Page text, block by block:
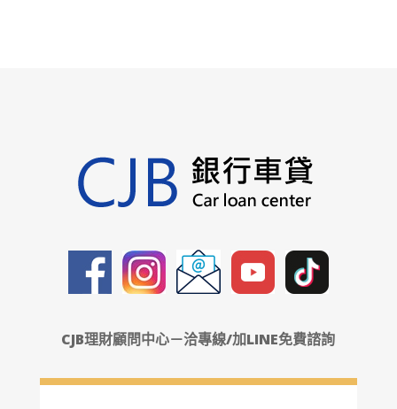
CJB理財顧問中心－洽專線/加LINE免費諮詢